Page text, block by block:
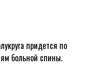
придется по
больной спины.